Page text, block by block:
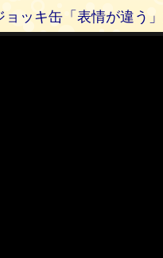
ッキ缶「表情が違う